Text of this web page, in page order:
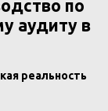
по
аудиту в
реальность